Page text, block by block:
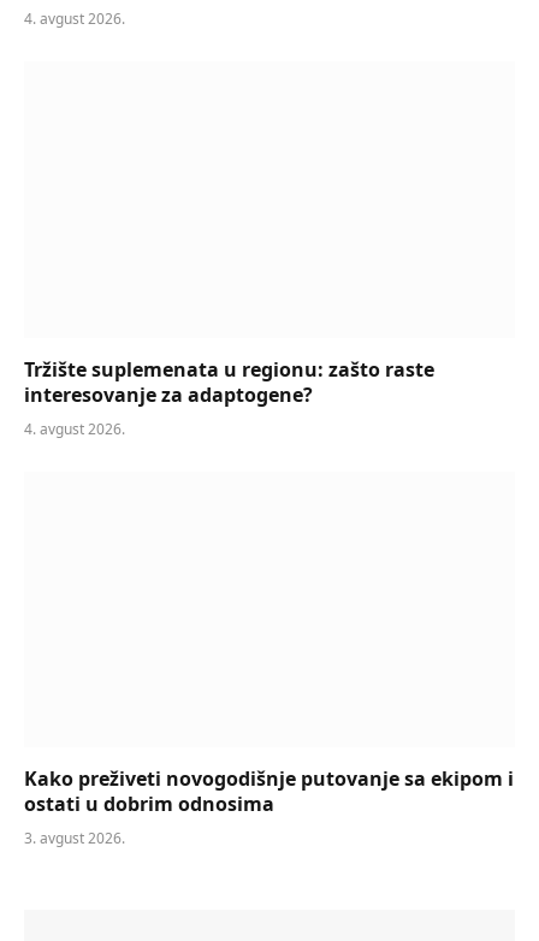
4. avgust 2026.
Tržište suplemenata u regionu: zašto raste
interesovanje za adaptogene?
4. avgust 2026.
Kako preživeti novogodišnje putovanje sa ekipom i
ostati u dobrim odnosima
3. avgust 2026.